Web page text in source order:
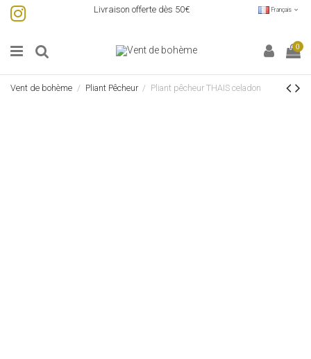
Livraison offerte dès 50€ Français
0
Vent de bohème Pliant Pêcheur Pliant pêcheur THAIS celadon